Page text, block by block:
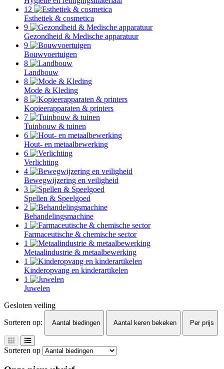
12
Esthetiek & cosmetica
9
Gezondheid & Medische apparatuur
9
Bouwvoertuigen
8
Landbouw
8
Mode & Kleding
8
Kopieerapparaten & printers
7
Tuinbouw & tuinen
6
Hout- en metaalbewerking
6
Verlichting
4
Bewegwijzering en veiligheid
3
Spellen & Speelgoed
2
Behandelingsmachine
1
Farmaceutische & chemische sector
1
Metaalindustrie & metaalbewerking
1
Kinderopvang en kinderartikelen
1
Juwelen
Gesloten veiling
Sorteren op:
Aantal biedingen Aantal keren bekeken Per prijs
Sorteren op